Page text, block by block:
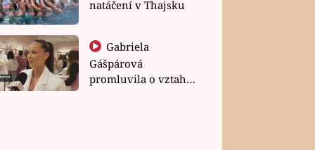
natáčení v Thajsku
Gabriela
Gášpárová
promluvila o vztahu